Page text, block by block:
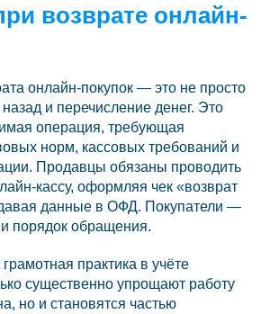
возврате онлайн-
онлайн-покупок — это не просто
и перечисление денег. Это
операция, требующая
норм, кассовых требований и
Продавцы обязаны проводить
кассу, оформляя чек «возврат
данные в ОФД. Покупатели —
порядок обращения.
практика в учёте
существенно упрощают работу
но и становятся частью